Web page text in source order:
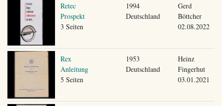
Retec
Prospekt
3 Seiten
1994
Deutschland
Gerd
Böttcher
02.08.2022
Rex
Anleitung
5 Seiten
1953
Deutschland
Heinz
Fingerhut
03.01.2021